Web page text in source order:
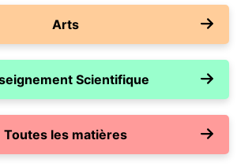
Arts
Scientifique
Toutes les matières